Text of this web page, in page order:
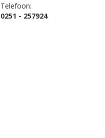
Telefoon:
0251 - 257924